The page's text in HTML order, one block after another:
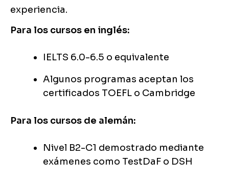
experiencia.
Para los cursos en inglés:
IELTS 6.0-6.5 o equivalente
Algunos programas aceptan los
certificados TOEFL o Cambridge
Para los cursos de alemán:
Nivel B2-C1 demostrado mediante
exámenes como TestDaF o DSH